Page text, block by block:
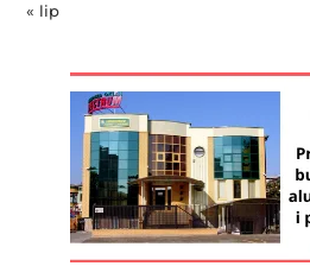
« lip